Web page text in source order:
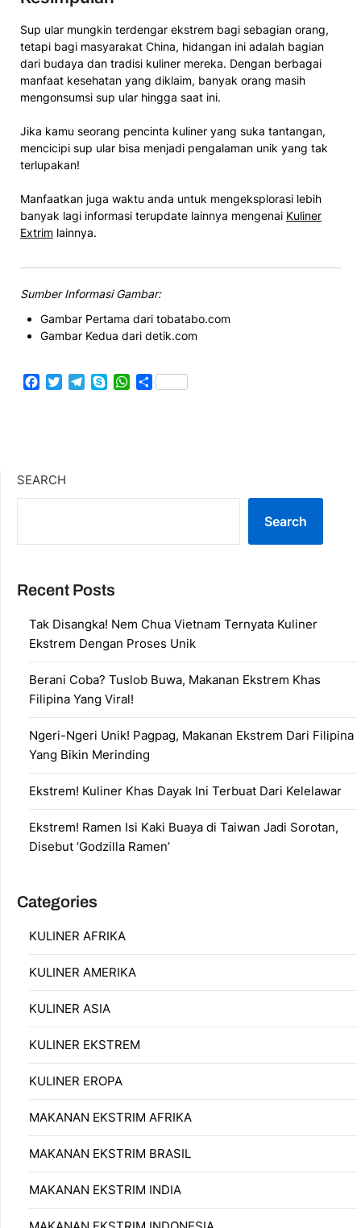
Sup ular mungkin terdengar ekstrem bagi sebagian orang,
tetapi bagi masyarakat China, hidangan ini adalah bagian
dari budaya dan tradisi kuliner mereka. Dengan berbagai
manfaat kesehatan yang diklaim, banyak orang masih
mengonsumsi sup ular hingga saat ini.
Jika kamu seorang pencinta kuliner yang suka tantangan,
mencicipi sup ular bisa menjadi pengalaman unik yang tak
terlupakan!
Manfaatkan juga waktu anda untuk mengeksplorasi lebih
banyak lagi informasi terupdate lainnya mengenai Kuliner
Extrim lainnya.
Sumber Informasi Gambar:
Gambar Pertama dari tobatabo.com
Gambar Kedua dari detik.com
Facebook
TwitterTelegram
SkypeWhatsApp
Share
SEARCH
Search
Recent Posts
Tak Disangka! Nem Chua Vietnam Ternyata Kuliner
Ekstrem Dengan Proses Unik
Berani Coba? Tuslob Buwa, Makanan Ekstrem Khas
Filipina Yang Viral!
Ngeri-Ngeri Unik! Pagpag, Makanan Ekstrem Dari Filipina
Yang Bikin Merinding
Ekstrem! Kuliner Khas Dayak Ini Terbuat Dari Kelelawar
Ekstrem! Ramen Isi Kaki Buaya di Taiwan Jadi Sorotan,
Disebut ‘Godzilla Ramen’
Categories
KULINER AFRIKA
KULINER AMERIKA
KULINER ASIA
KULINER EKSTREM
KULINER EROPA
MAKANAN EKSTRIM AFRIKA
MAKANAN EKSTRIM BRASIL
MAKANAN EKSTRIM INDIA